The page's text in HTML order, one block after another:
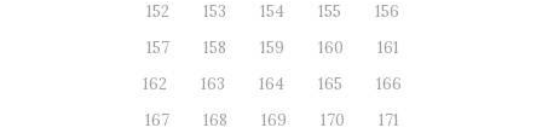
152
153 154 155
156
157
158 159 160
161
162
163 164 165
166
167
168 169 170
171